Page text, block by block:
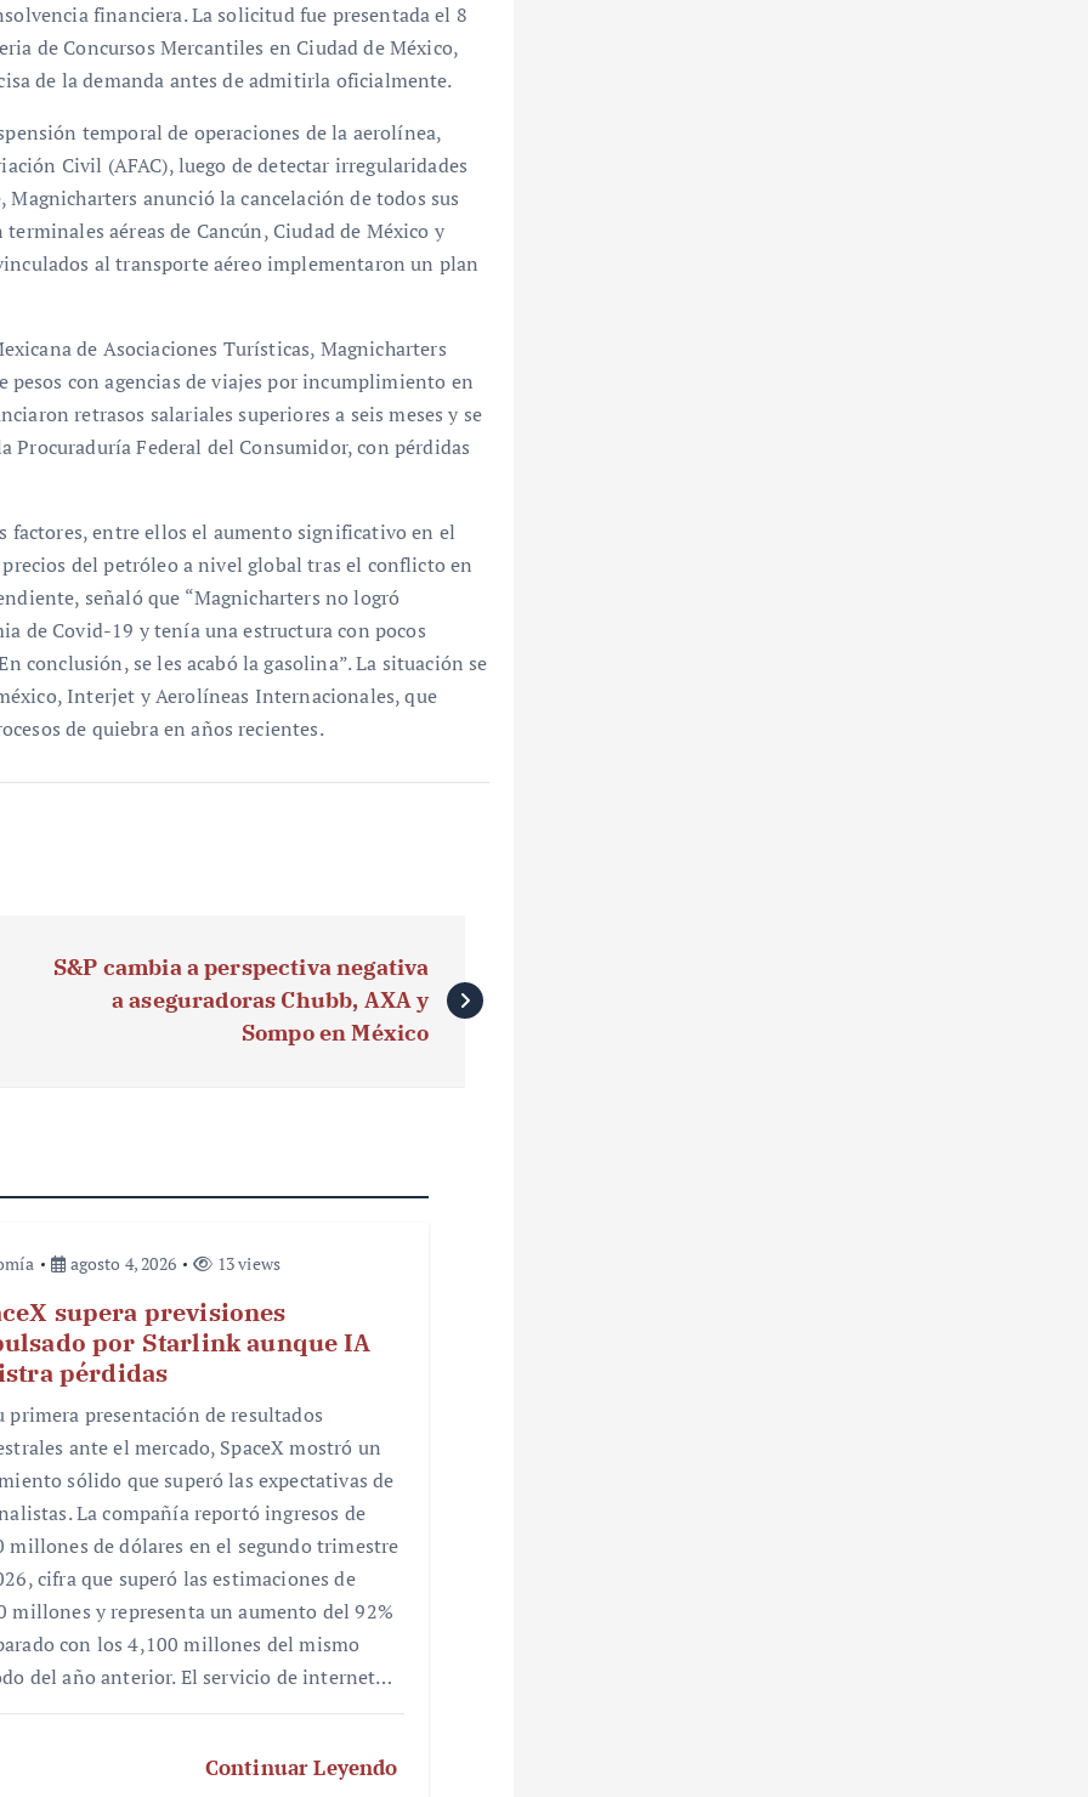
financiera. La solicitud fue presentada el 8
de Concursos Mercantiles en Ciudad de México,
de la demanda antes de admitirla oficialmente.
temporal de operaciones de la aerolínea,
Civil (AFAC), luego de detectar irregularidades
anunció la cancelación de todos sus
aéreas de Cancún, Ciudad de México y
al transporte aéreo implementaron un plan
de Asociaciones Turísticas, Magnicharters
con agencias de viajes por incumplimiento en
retrasos salariales superiores a seis meses y se
Procuraduría Federal del Consumidor, con pérdidas
entre ellos el aumento significativo en el
del petróleo a nivel global tras el conflicto en
señaló que “Magnicharters no logró
de Covid-19 y tenía una estructura con pocos
conclusión, se les acabó la gasolina”. La situación se
Interjet y Aerolíneas Internacionales, que
de quiebra en años recientes.
S&P cambia a perspectiva negativa
a aseguradoras Chubb, AXA y
Sompo en México
agosto 4, 2026 13 views
supera previsiones
por Starlink aunque IA
pérdidas
primera presentación de resultados
ante el mercado, SpaceX mostró un
sólido que superó las expectativas de
La compañía reportó ingresos de
millones de dólares en el segundo trimestre
cifra que superó las estimaciones de
millones y representa un aumento del 92%
con los 4,100 millones del mismo
del año anterior. El servicio de internet…
Continuar Leyendo